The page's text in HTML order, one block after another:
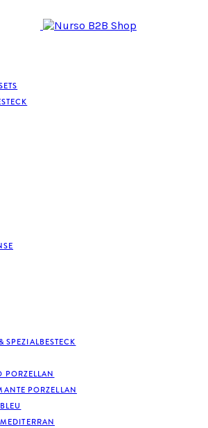
SPEZIALBESTECK
PORZELLAN
PORZELLAN
BLEU
MEDITERRAN